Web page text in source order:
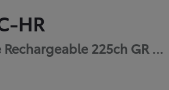
HR
225ch GR